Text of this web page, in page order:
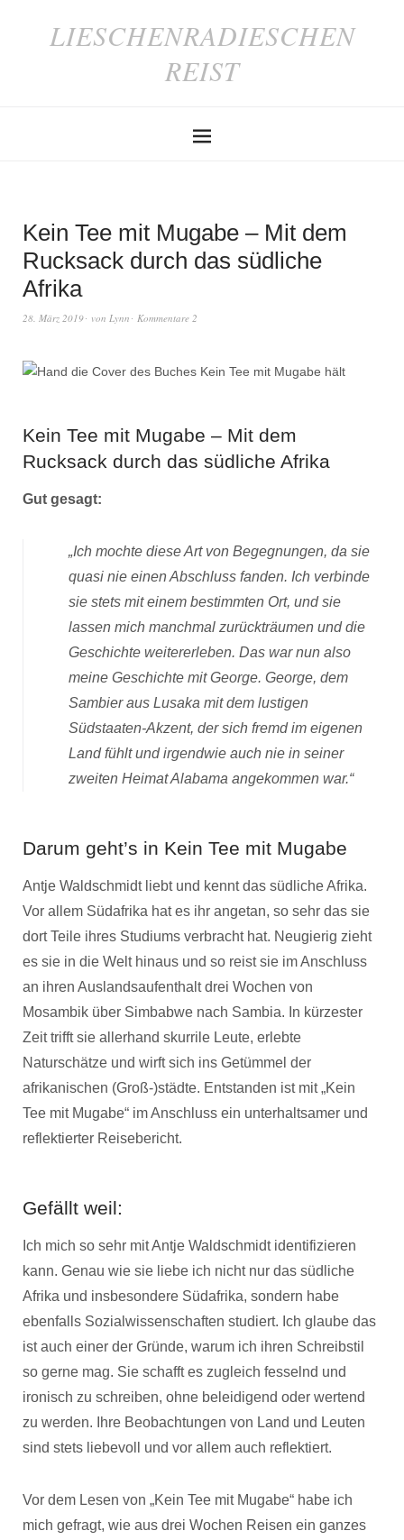
LIESCHENRADIESCHEN
REIST
Kein Tee mit Mugabe – Mit dem
Rucksack durch das südliche
Afrika
28. März 2019 von Lynn Kommentare 2
Kein Tee mit Mugabe – Mit dem
Rucksack durch das südliche Afrika
Gut gesagt:
„Ich mochte diese Art von Begegnungen, da sie
quasi nie einen Abschluss fanden. Ich verbinde
sie stets mit einem bestimmten Ort, und sie
lassen mich manchmal zurückträumen und die
Geschichte weitererleben. Das war nun also
meine Geschichte mit George. George, dem
Sambier aus Lusaka mit dem lustigen
Südstaaten-Akzent, der sich fremd im eigenen
Land fühlt und irgendwie auch nie in seiner
zweiten Heimat Alabama angekommen war.“
Darum geht’s in Kein Tee mit Mugabe
Antje Waldschmidt liebt und kennt das südliche Afrika.
Vor allem Südafrika hat es ihr angetan, so sehr das sie
dort Teile ihres Studiums verbracht hat. Neugierig zieht
es sie in die Welt hinaus und so reist sie im Anschluss
an ihren Auslandsaufenthalt drei Wochen von
Mosambik über Simbabwe nach Sambia. In kürzester
Zeit trifft sie allerhand skurrile Leute, erlebte
Naturschätze und wirft sich ins Getümmel der
afrikanischen (Groß-)städte. Entstanden ist mit „Kein
Tee mit Mugabe“ im Anschluss ein unterhaltsamer und
reflektierter Reisebericht.
Gefällt weil:
Ich mich so sehr mit Antje Waldschmidt identifizieren
kann. Genau wie sie liebe ich nicht nur das südliche
Afrika und insbesondere Südafrika, sondern habe
ebenfalls Sozialwissenschaften studiert. Ich glaube das
ist auch einer der Gründe, warum ich ihren Schreibstil
so gerne mag. Sie schafft es zugleich fesselnd und
ironisch zu schreiben, ohne beleidigend oder wertend
zu werden. Ihre Beobachtungen von Land und Leuten
sind stets liebevoll und vor allem auch reflektiert.
Vor dem Lesen von „Kein Tee mit Mugabe“ habe ich
mich gefragt, wie aus drei Wochen Reisen ein ganzes